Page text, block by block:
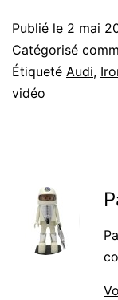
Publié le 2 mai
Catégorisé
Étiqueté Audi,
vidéo